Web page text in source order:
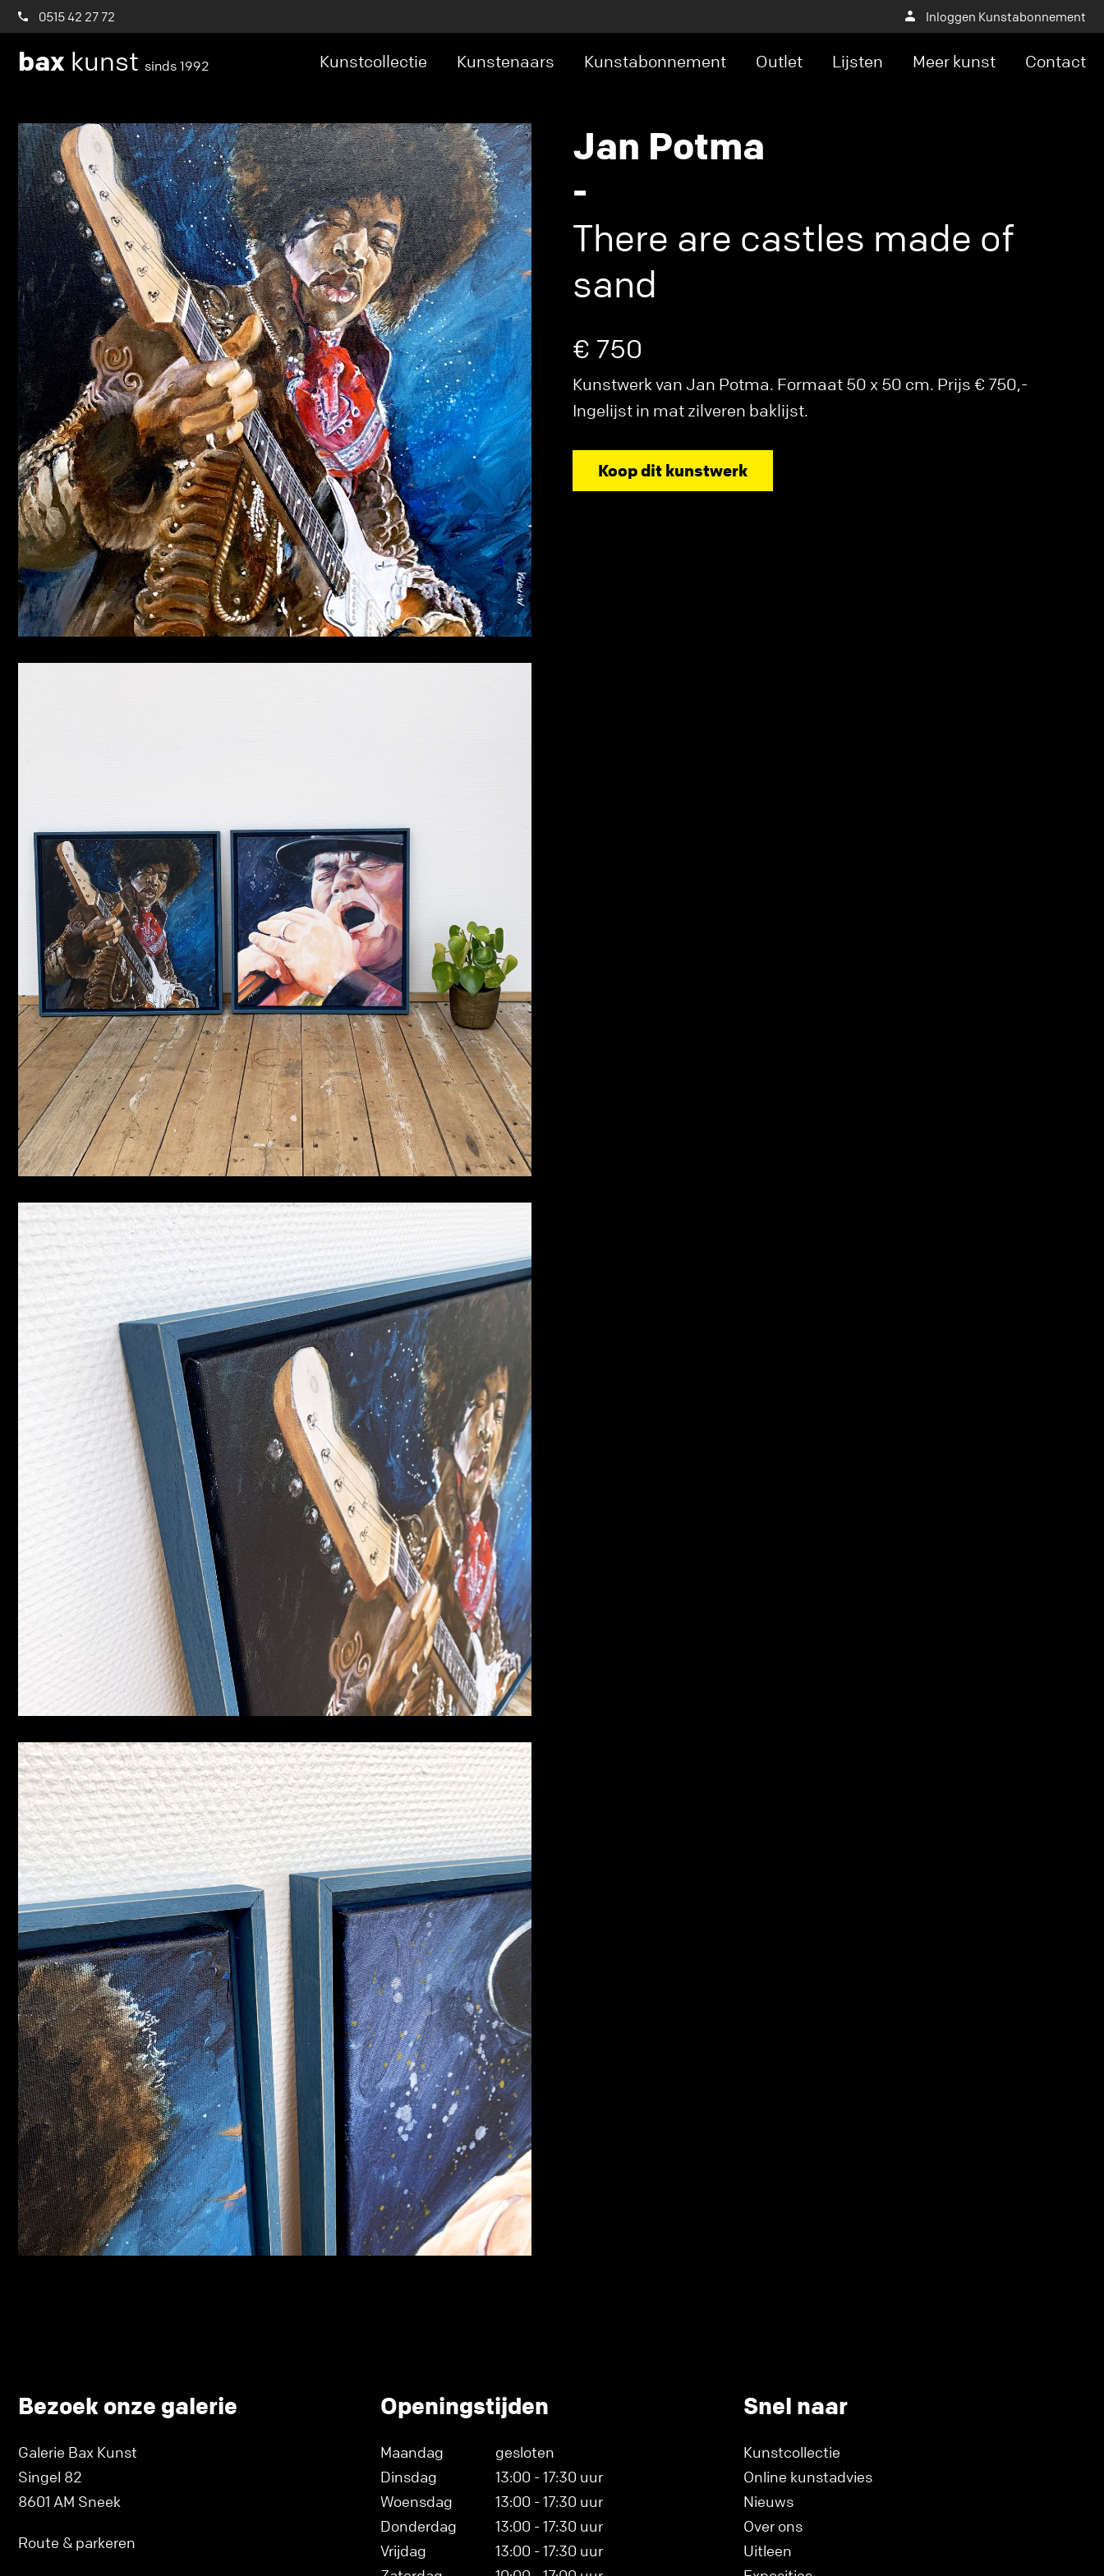
0515 42 27 72 Inloggen Kunstabonnement
bax kunst sinds 1992 Kunstcollectie Kunstenaars Kunstabonnement Outlet Lijsten Meer kunst Contact
Jan Potma
-
There are castles made of
sand
€ 750
Kunstwerk van Jan Potma. Formaat 50 x 50 cm. Prijs € 750,-
Ingelijst in mat zilveren baklijst.
Koop dit kunstwerk
Bezoek onze galerie
Galerie Bax Kunst
Singel 82
8601 AM Sneek
Route & parkeren
Openingstijden
Maandag
gesloten
Dinsdag
13:00 - 17:30 uur
Woensdag
13:00 - 17:30 uur
Donderdag
13:00 - 17:30 uur
Vrijdag
13:00 - 17:30 uur
Snel naar
Kunstcollectie
Online kunstadvies
Nieuws
Over ons
Uitleen